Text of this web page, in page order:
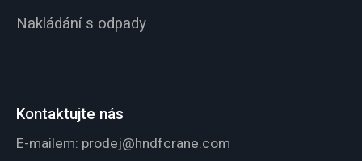
Nakládání s odpady
Kontaktujte nás
E-mailem: prodej@hndfcrane.com